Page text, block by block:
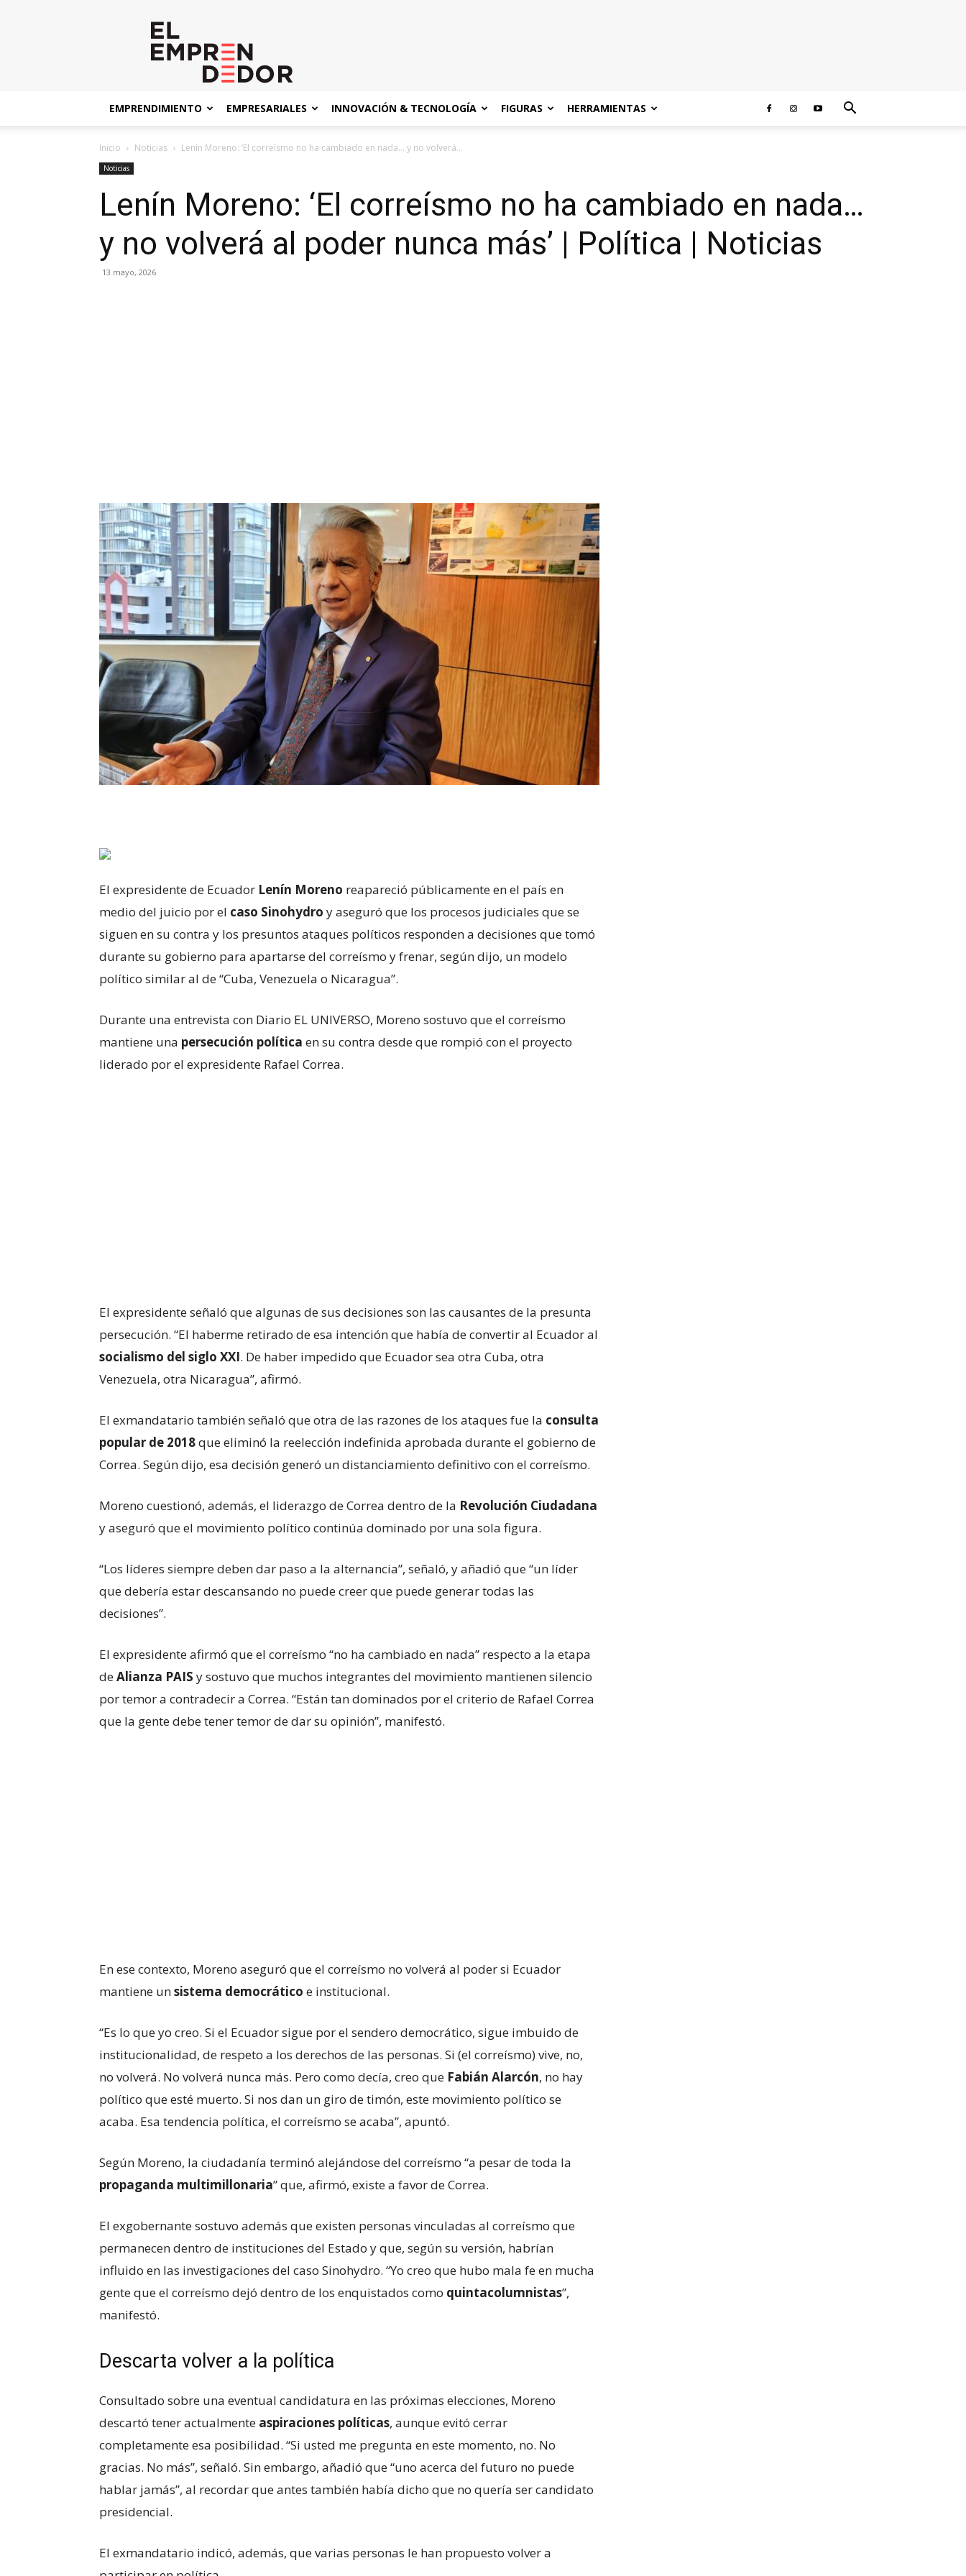
Emprendedor
EMPRENDIMIENTO EMPRESARIALES INNOVACIÓN & TECNOLOGÍA FIGURAS HERRAMIENTAS
Inicio Noticias Lenín Moreno: ‘El correísmo no ha cambiado en nada… y no volverá...
Noticias
Lenín Moreno: ‘El correísmo no ha cambiado en nada…
y no volverá al poder nunca más’ | Política | Noticias
13 mayo, 2026
El expresidente de Ecuador Lenín Moreno reapareció públicamente en el país en
medio del juicio por el caso Sinohydro y aseguró que los procesos judiciales que se
siguen en su contra y los presuntos ataques políticos responden a decisiones que tomó
durante su gobierno para apartarse del correísmo y frenar, según dijo, un modelo
político similar al de “Cuba, Venezuela o Nicaragua”.
Durante una entrevista con Diario EL UNIVERSO, Moreno sostuvo que el correísmo
mantiene una persecución política en su contra desde que rompió con el proyecto
liderado por el expresidente Rafael Correa.
El expresidente señaló que algunas de sus decisiones son las causantes de la presunta
persecución. “El haberme retirado de esa intención que había de convertir al Ecuador al
socialismo del siglo XXI. De haber impedido que Ecuador sea otra Cuba, otra
Venezuela, otra Nicaragua”, afirmó.
El exmandatario también señaló que otra de las razones de los ataques fue la consulta
popular de 2018que eliminó la reelección indefinida aprobada durante el gobierno de
Correa. Según dijo, esa decisión generó un distanciamiento definitivo con el correísmo.
Moreno cuestionó, además, el liderazgo de Correa dentro de la Revolución Ciudadana
y aseguró que el movimiento político continúa dominado por una sola figura.
“Los líderes siempre deben dar paso a la alternancia”, señaló, y añadió que “un líder
que debería estar descansando no puede creer que puede generar todas las
decisiones”.
El expresidente afirmó que el correísmo “no ha cambiado en nada” respecto a la etapa
deAlianza PAIS y sostuvo que muchos integrantes del movimiento mantienen silencio
por temor a contradecir a Correa. “Están tan dominados por el criterio de Rafael Correa
que la gente debe tener temor de dar su opinión”, manifestó.
En ese contexto, Moreno aseguró que el correísmo no volverá al poder si Ecuador
mantiene unsistema democrático e institucional.
“Es lo que yo creo. Si el Ecuador sigue por el sendero democrático, sigue imbuido de
institucionalidad, de respeto a los derechos de las personas. Si (el correísmo) vive, no,
no volverá. No volverá nunca más. Pero como decía, creo que Fabián Alarcón, no hay
político que esté muerto. Si nos dan un giro de timón, este movimiento político se
acaba. Esa tendencia política, el correísmo se acaba”, apuntó.
Según Moreno, la ciudadanía terminó alejándose del correísmo “a pesar de toda la
propaganda multimillonaria” que, afirmó, existe a favor de Correa.
El exgobernante sostuvo además que existen personas vinculadas al correísmo que
permanecen dentro de instituciones del Estado y que, según su versión, habrían
influido en las investigaciones del caso Sinohydro. “Yo creo que hubo mala fe en mucha
gente que el correísmo dejó dentro de los enquistados como quintacolumnistas”,
manifestó.
Descarta volver a la política
Consultado sobre una eventual candidatura en las próximas elecciones, Moreno
descartó tener actualmente aspiraciones políticas, aunque evitó cerrar
completamente esa posibilidad. “Si usted me pregunta en este momento, no. No
gracias. No más”, señaló. Sin embargo, añadió que “uno acerca del futuro no puede
hablar jamás”, al recordar que antes también había dicho que no quería ser candidato
presidencial.
El exmandatario indicó, además, que varias personas le han propuesto volver a